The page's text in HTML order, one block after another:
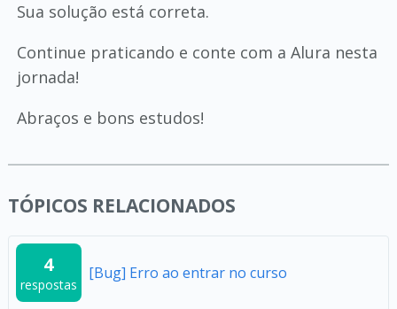
Sua solução está correta.
Continue praticando e conte com a Alura nesta
jornada!
Abraços e bons estudos!
TÓPICOS RELACIONADOS
4
respostas
[Bug] Erro ao entrar no curso